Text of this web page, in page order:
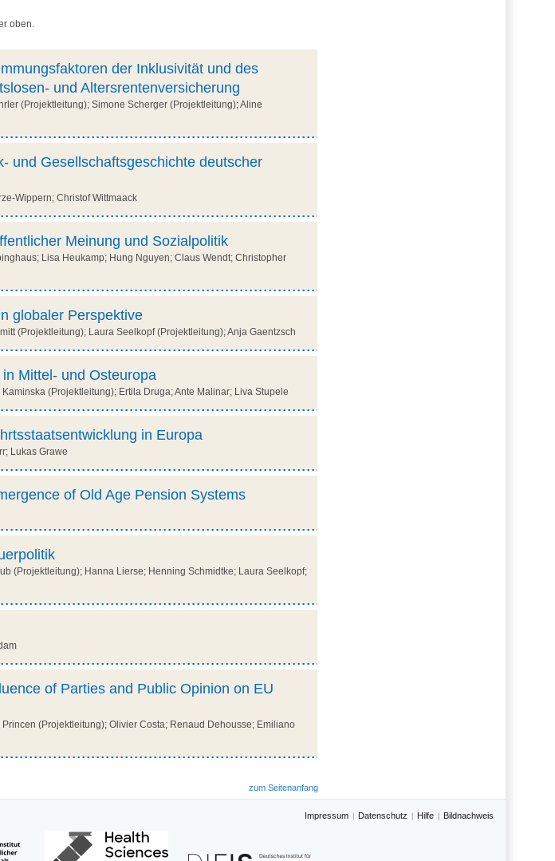
oben.
der Inklusivität und des
und Altersrentenversicherung
(Projektleitung); Simone Scherger (Projektleitung); Aline
und Gesellschaftsgeschichte deutscher
Wippern; Christof Wittmaack
Meinung und Sozialpolitik
Lisa Heukamp; Hung Nguyen; Claus Wendt; Christopher
globaler Perspektive
(Projektleitung); Laura Seelkopf (Projektleitung); Anja Gaentzsch
Mittel- und Osteuropa
(Projektleitung); Ertila Druga; Ante Malinar; Liva Stupele
in Europa
Lukas Grawe
of Old Age Pension Systems
(Projektleitung); Hanna Lierse; Henning Schmidtke; Laura Seelkopf;
of Parties and Public Opinion on EU
(Projektleitung); Olivier Costa; Renaud Dehousse; Emiliano
zum Seitenanfang
Impressum Datenschutz Hilfe Bildnachweis